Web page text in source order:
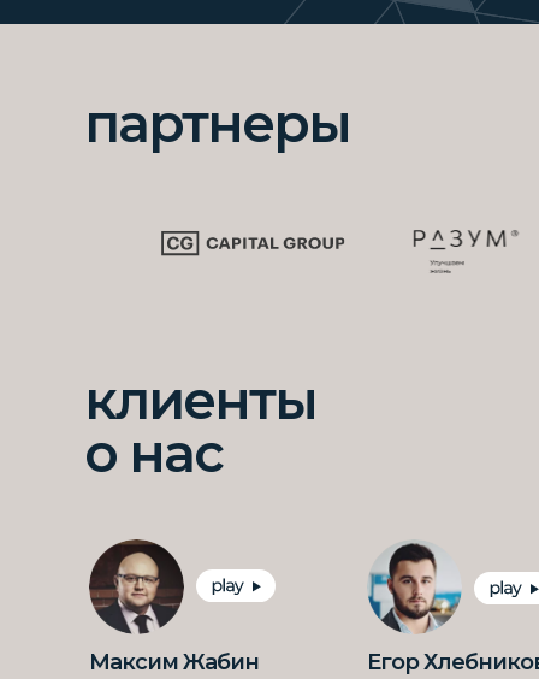
партнеры
клиенты
о нас
Егор
Максим Жабин